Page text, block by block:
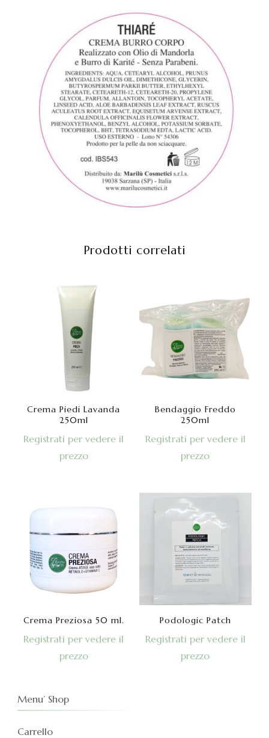
Prodotti correlati
Crema Piedi Lavanda
250ml
Registrati per vedere il
prezzo
Bendaggio Freddo
250ml
Registrati per vedere il
prezzo
Crema Preziosa 50 ml.
Registrati per vedere il
prezzo
Podologic Patch
Registrati per vedere il
prezzo
Menu’ Shop
Carrello